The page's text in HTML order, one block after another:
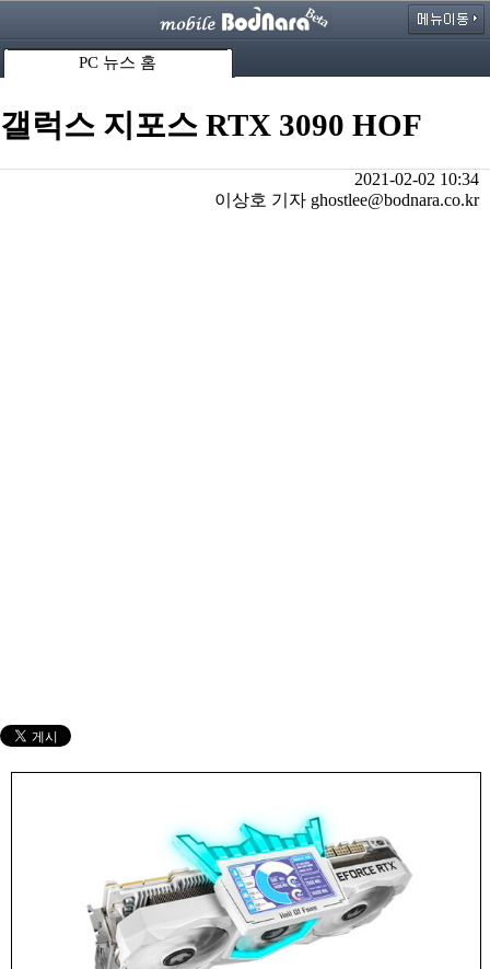
PC 뉴스 홈
갤럭스 지포스 RTX 3090 HOF
2021-02-02 10:34
이상호 기자 ghostlee@bodnara.co.kr